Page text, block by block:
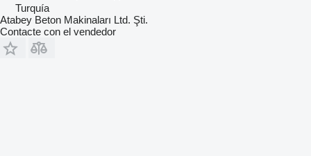
Turquía
Atabey Beton Makinaları Ltd. Şti.
Contacte con el vendedor